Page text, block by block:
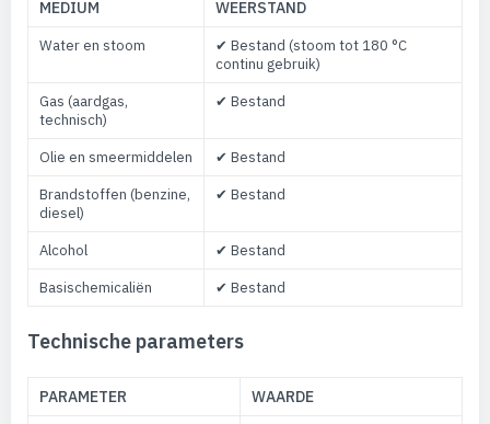
MEDIUM WEERSTAND
Water en stoom
✔ Bestand (stoom tot 180 °C
continu gebruik)
Gas (aardgas,
technisch)
✔ Bestand
Olie en smeermiddelen
✔ Bestand
Brandstoffen (benzine,
diesel)
✔ Bestand
Alcohol
✔ Bestand
Basischemicaliën
✔ Bestand
Technische parameters
PARAMETER WAARDE